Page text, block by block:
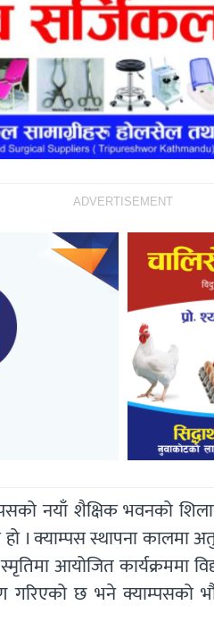
ADVERTISEMENT
नयाँ शैक्षिक भवनको
। क्याम्पस स्थापना कालमा
आयोजित कार्यक्रममा
गरिएको छ भने क्याम्पसको